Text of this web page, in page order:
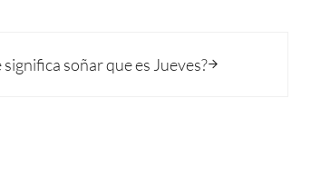
significa soñar que es Jueves?